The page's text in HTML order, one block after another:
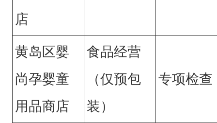
店
黄岛区婴
尚孕婴童
用品商店
食品经营
（仅预包
装）
专项检查